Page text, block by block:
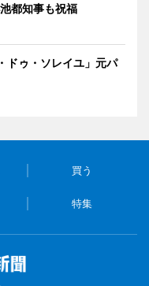
都知事も祝福
ゥ・ソレイユ」元パ
買う
特集